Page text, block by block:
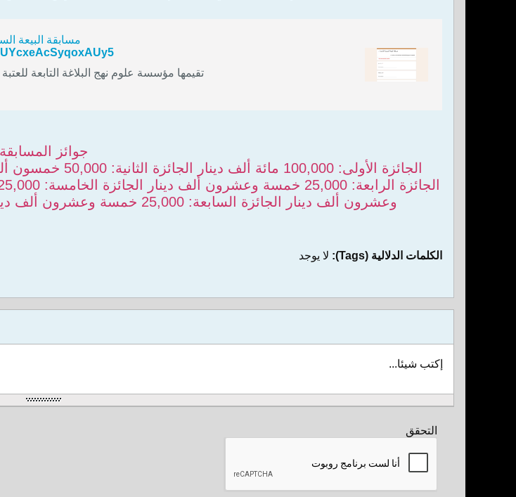
مسابقة البيعة
تقيمها مؤسسة علوم نهج البلاغة التابعة
جوائز المسابقة
وعشرون ألف دينار الجائزة السابعة: 25,000 خمسة وعشرون ألف دينار الجائزة الثامنة: 25,000 خمسة وعشرون ألف دينار
الكلمات الدلالية (Tags): لا يوجد
إكتب شيئا...
التحقق